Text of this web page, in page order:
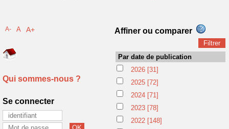
A- A A+
Qui sommes-nous ?
Se connecter
Affiner ou comparer
Par date de publication
2026 [31]
2025 [72]
2024 [71]
2023 [78]
2022 [148]